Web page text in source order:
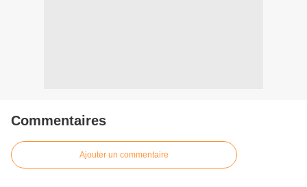
Commentaires
Ajouter un commentaire